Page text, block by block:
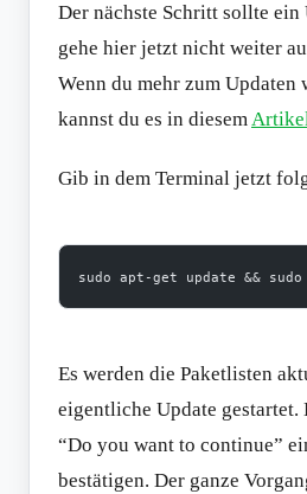
Der nächste Schritt sollte ein
gehe hier jetzt nicht weiter
Wenn du mehr zum Updaten
kannst du es in diesem
Gib in dem Terminal jetzt
sudo apt-get update &&
Es werden die Paketlisten
eigentliche Update gestartet.
“Do you want to continue”
bestätigen. Der ganze